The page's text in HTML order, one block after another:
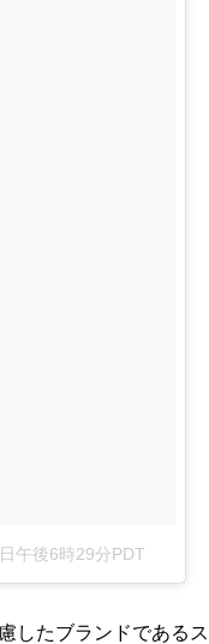
午後6時29分PDT
したブランドであるス